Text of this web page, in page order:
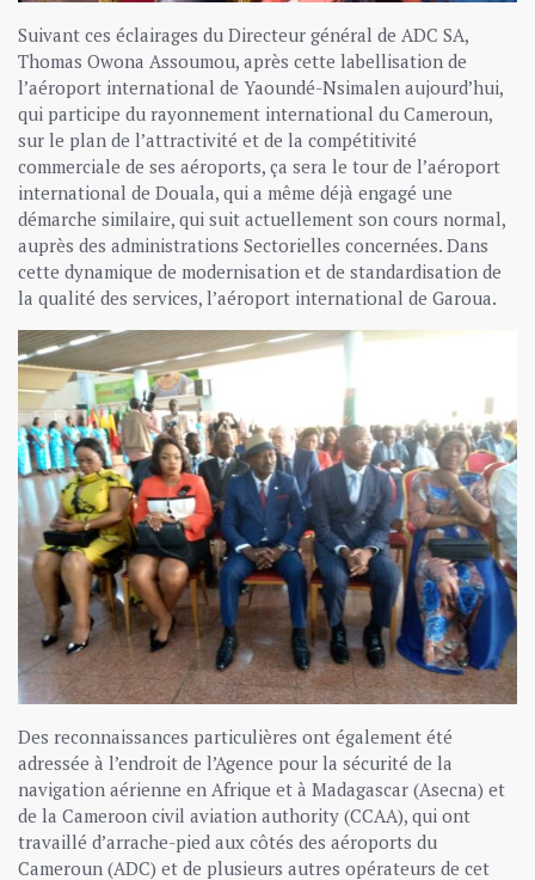
Suivant ces éclairages du Directeur général de ADC SA,
Thomas Owona Assoumou, après cette labellisation de
l’aéroport international de Yaoundé-Nsimalen aujourd’hui,
qui participe du rayonnement international du Cameroun,
sur le plan de l’attractivité et de la compétitivité
commerciale de ses aéroports, ça sera le tour de l’aéroport
international de Douala, qui a même déjà engagé une
démarche similaire, qui suit actuellement son cours normal,
auprès des administrations Sectorielles concernées. Dans
cette dynamique de modernisation et de standardisation de
la qualité des services, l’aéroport international de Garoua.
Des reconnaissances particulières ont également été
adressée à l’endroit de l’Agence pour la sécurité de la
navigation aérienne en Afrique et à Madagascar (Asecna) et
de la Cameroon civil aviation authority (CCAA), qui ont
travaillé d’arrache-pied aux côtés des aéroports du
Cameroun (ADC) et de plusieurs autres opérateurs de cet